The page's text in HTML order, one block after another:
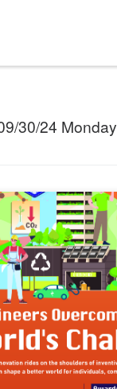
30/24 Monday